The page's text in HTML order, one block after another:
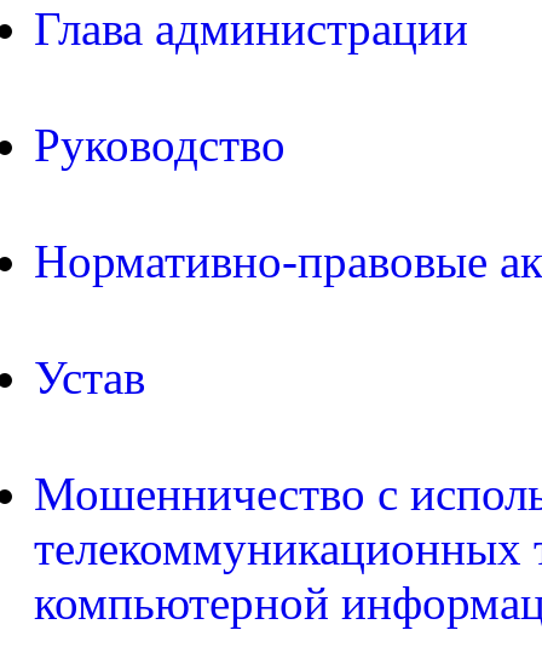
Глава администрации
Руководство
Нормативно-правовые
Устав
Мошенничество с
телекоммуникационных
компьютерной